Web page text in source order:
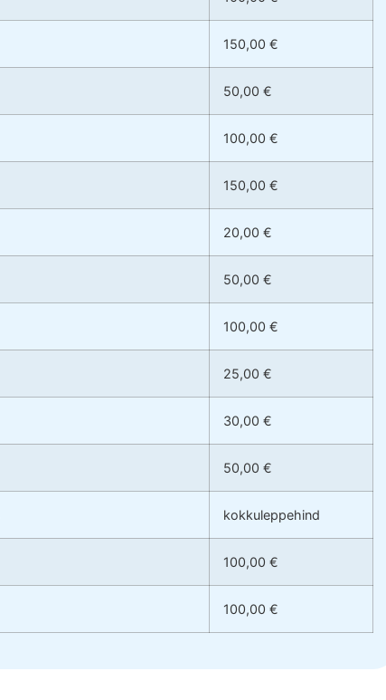
150,00 €
50,00 €
100,00 €
150,00 €
20,00 €
50,00 €
100,00 €
25,00 €
30,00 €
50,00 €
kokkuleppehind
100,00 €
100,00 €